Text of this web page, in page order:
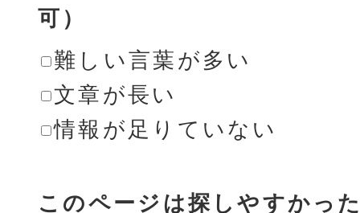
可）
難しい言葉が多い
文章が長い
情報が足りていない
このページは探しやすかっ